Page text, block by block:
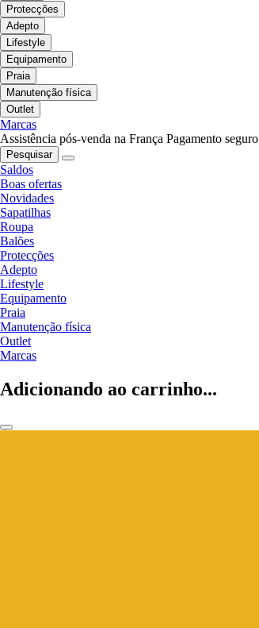
Protecções
Adepto
Lifestyle
Equipamento
Praia
Manutenção física
Outlet
Marcas
Assistência pós-venda na França Pagamento seguro
Pesquisar
Saldos
Boas ofertas
Novidades
Sapatilhas
Roupa
Balões
Protecções
Adepto
Lifestyle
Equipamento
Praia
Manutenção física
Outlet
Marcas
Adicionando ao carrinho...